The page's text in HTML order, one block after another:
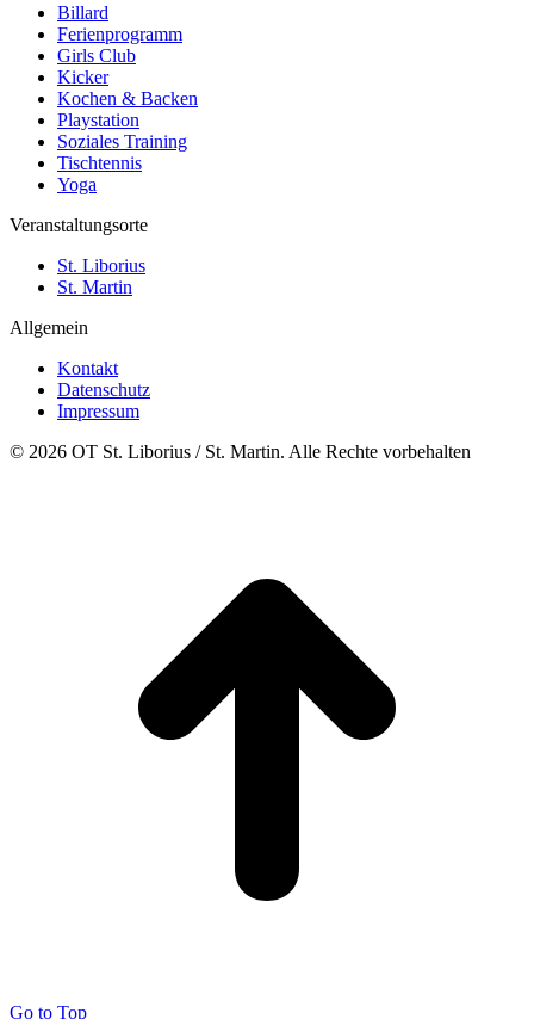
Billard
Ferienprogramm
Girls Club
Kicker
Kochen & Backen
Playstation
Soziales Training
Tischtennis
Yoga
Veranstaltungsorte
St. Liborius
St. Martin
Allgemein
Kontakt
Datenschutz
Impressum
© 2026 OT St. Liborius / St. Martin. Alle Rechte vorbehalten
Go to Top